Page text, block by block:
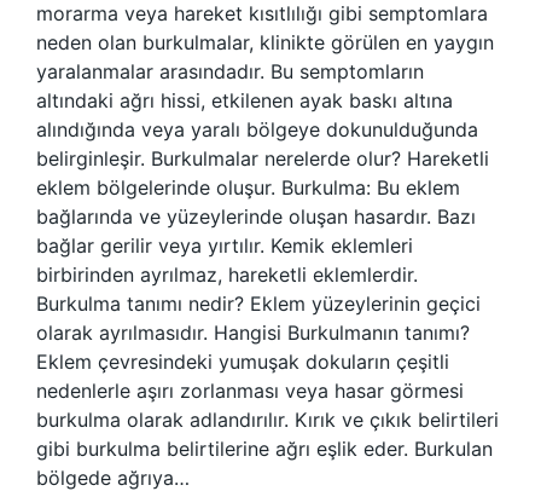
morarma veya hareket kısıtlılığı gibi semptomlara
neden olan burkulmalar, klinikte görülen en yaygın
yaralanmalar arasındadır. Bu semptomların
altındaki ağrı hissi, etkilenen ayak baskı altına
alındığında veya yaralı bölgeye dokunulduğunda
belirginleşir. Burkulmalar nerelerde olur? Hareketli
eklem bölgelerinde oluşur. Burkulma: Bu eklem
bağlarında ve yüzeylerinde oluşan hasardır. Bazı
bağlar gerilir veya yırtılır. Kemik eklemleri
birbirinden ayrılmaz, hareketli eklemlerdir.
Burkulma tanımı nedir? Eklem yüzeylerinin geçici
olarak ayrılmasıdır. Hangisi Burkulmanın tanımı?
Eklem çevresindeki yumuşak dokuların çeşitli
nedenlerle aşırı zorlanması veya hasar görmesi
burkulma olarak adlandırılır. Kırık ve çıkık belirtileri
gibi burkulma belirtilerine ağrı eşlik eder. Burkulan
bölgede ağrıya…